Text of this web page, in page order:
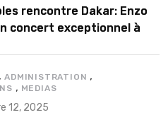
rencontre Dakar: Enzo
concert exceptionnel à
,ADMINISTRATION ,
, MEDIAS
12, 2025